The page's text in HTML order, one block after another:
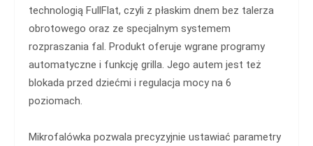
technologią FullFlat, czyli z płaskim dnem bez talerza
obrotowego oraz ze specjalnym systemem
rozpraszania fal. Produkt oferuje wgrane programy
automatyczne i funkcję grilla. Jego autem jest też
blokada przed dziećmi i regulacja mocy na 6
poziomach.
Mikrofalówka pozwala precyzyjnie ustawiać parametry